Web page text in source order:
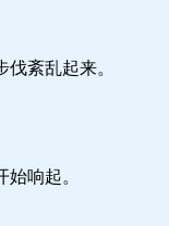
紊乱起来。
响起。